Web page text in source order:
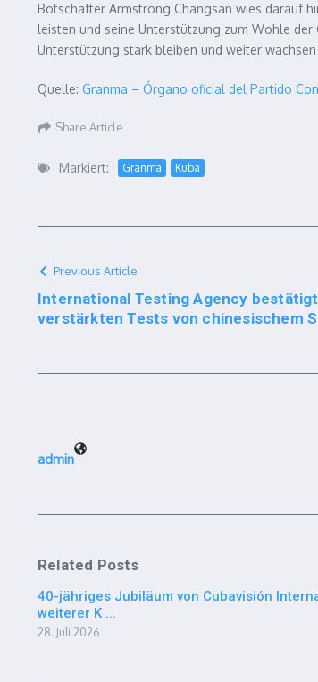
Botschafter Armstrong Changsan wies darauf
leisten und seine Unterstützung zum Wohle der
Unterstützung stark bleiben und weiter wachsen
Quelle: Granma – Órgano oficial del Partido
Share Article
Markiert: Granma Kuba
Previous Article
International Testing Agency
verstärkten Tests von chinesischem
admin
Related Posts
40-jähriges Jubiläum von Cubavisión
weiterer K ...
28. Juli 2026